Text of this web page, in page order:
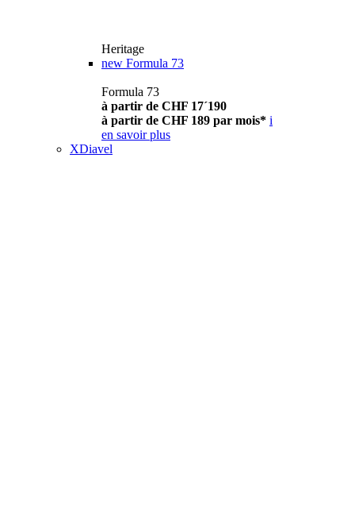
Heritage
new Formula 73
Formula 73
à partir de CHF 17´190
à partir de CHF 189 par mois* i
en savoir plus
XDiavel